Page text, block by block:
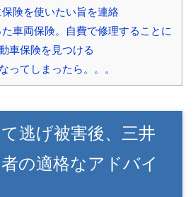
険を使いたい旨を連絡
車両保険。自費で修理することに
車保険を見つける
ってしまったら。。。
て逃げ被害後、三井
の適格なアドバイ